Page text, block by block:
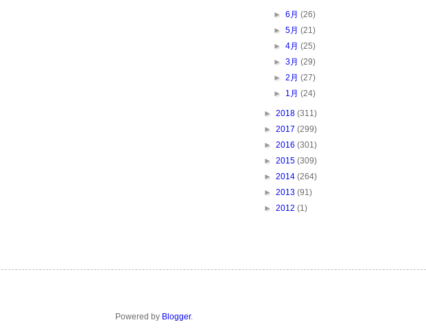
►6月 (26)
►5月 (21)
►4月 (25)
►3月 (29)
►2月 (27)
► 1月 (24)
► 2018 (311)
► 2017 (299)
► 2016 (301)
► 2015 (309)
► 2014 (264)
► 2013 (91)
► 2012 (1)
Powered by Blogger.